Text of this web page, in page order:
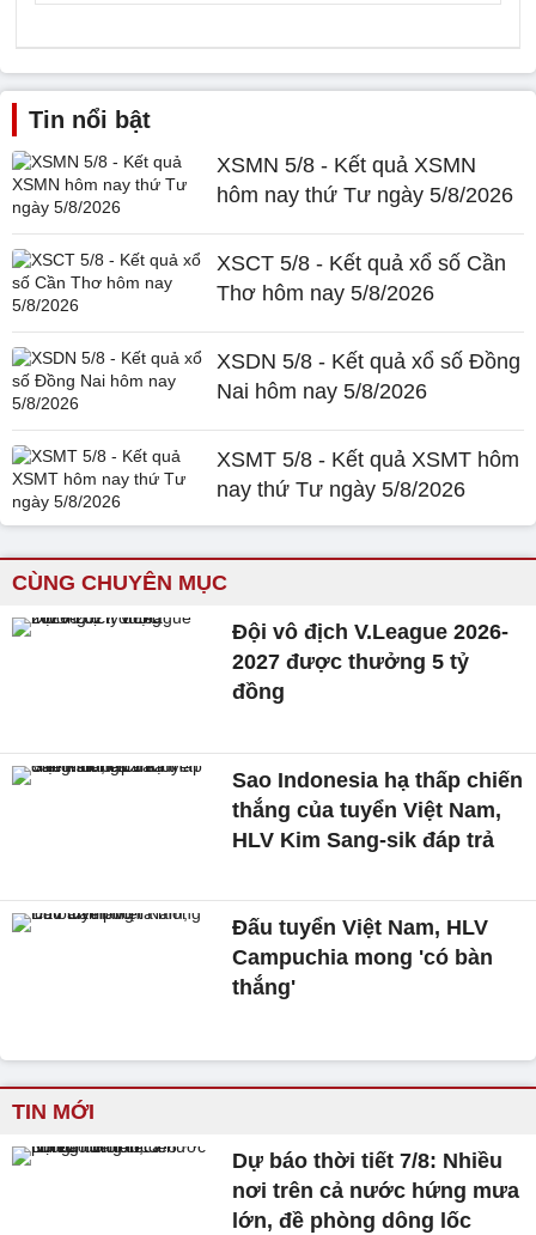
Tin nổi bật
XSMN 5/8 - Kết quả XSMN
hôm nay thứ Tư ngày 5/8/2026
XSCT 5/8 - Kết quả xổ số Cần
Thơ hôm nay 5/8/2026
XSDN 5/8 - Kết quả xổ số Đồng
Nai hôm nay 5/8/2026
XSMT 5/8 - Kết quả XSMT hôm
nay thứ Tư ngày 5/8/2026
CÙNG CHUYÊN MỤC
Đội vô địch V.League 2026-
2027 được thưởng 5 tỷ
đồng
Sao Indonesia hạ thấp chiến
thắng của tuyển Việt Nam,
HLV Kim Sang-sik đáp trả
Đấu tuyển Việt Nam, HLV
Campuchia mong 'có bàn
thắng'
TIN MỚI
Dự báo thời tiết 7/8: Nhiều
nơi trên cả nước hứng mưa
lớn, đề phòng dông lốc